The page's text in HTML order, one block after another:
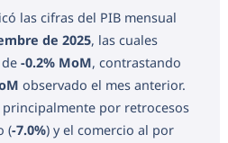
las cifras del PIB mensual
de 2025, las cuales
-0.2% MoM, contrastando
observado el mes anterior.
principalmente por retrocesos
(-7.0%) y el comercio al por